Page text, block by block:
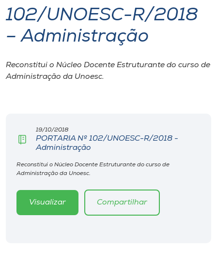
I.nova
Cultura
Biblioteca
Editora
Rádio
102/UNOESC-R/2018
– Administração
Reconstitui o Núcleo Docente Estruturante do curso de
Administração da Unoesc.
19/10/2018
PORTARIA Nº 102/UNOESC-R/2018 -
Administração
Reconstitui o Núcleo Docente Estruturante do curso de
Administração da Unoesc.
Visualizar Compartilhar